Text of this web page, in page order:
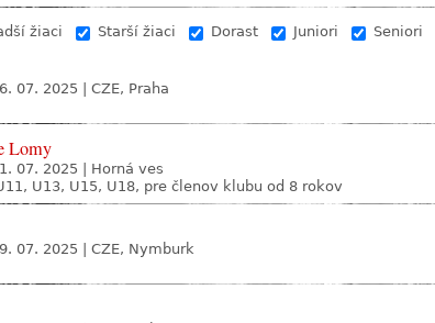
žiaci Starší žiaci Dorast Juniori Seniori
07. 2025
CZE, Praha
Lomy
07. 2025
Horná ves
U13, U15, U18, pre členov klubu od 8 rokov
07. 2025
CZE, Nymburk